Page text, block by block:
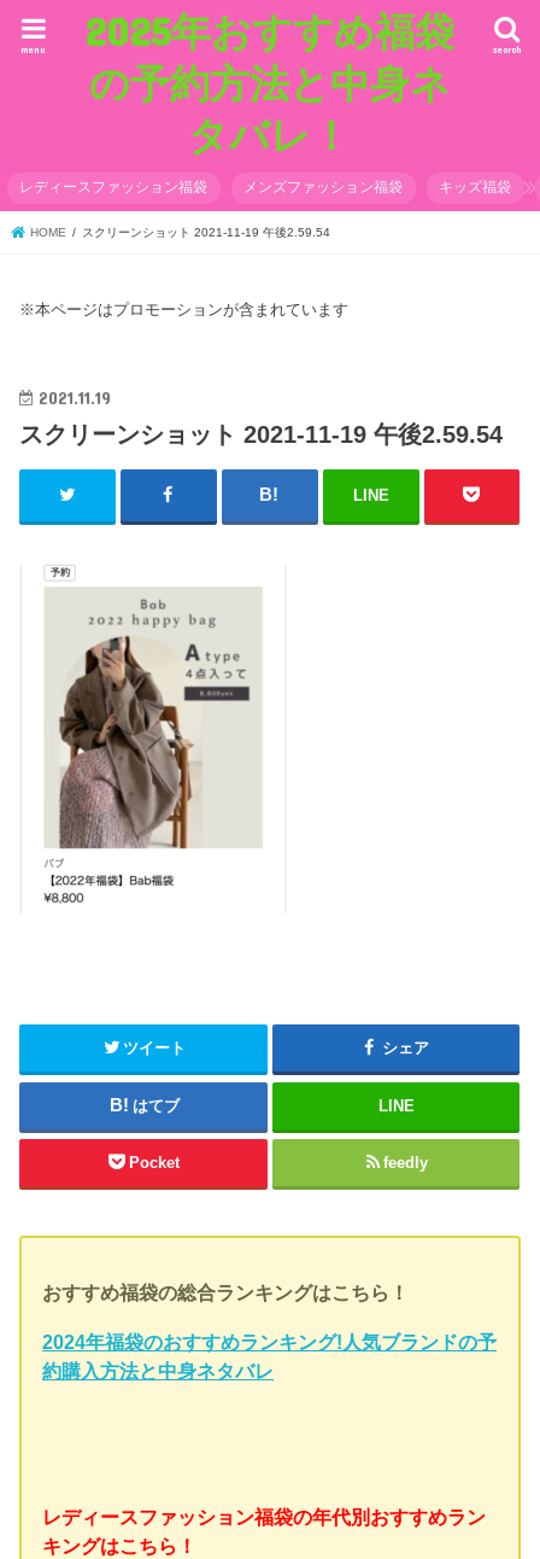
2025年おすすめ福袋
の予約方法と中身ネ
タバレ！
search
menu
レディースファッション福袋 メンズファッション福袋 キッズ福袋
HOME スクリーンショット 2021-11-19 午後2.59.54
※本ページはプロモーションが含まれています
2021.11.19
スクリーンショット 2021-11-19 午後2.59.54
LINE
ツイート シェア
はてブ LINE
Pocket feedly
おすすめ福袋の総合ランキングはこちら！
2024年福袋のおすすめランキング!人気ブランドの予
約購入方法と中身ネタバレ
レディースファッション福袋の年代別おすすめラン
キングはこちら！